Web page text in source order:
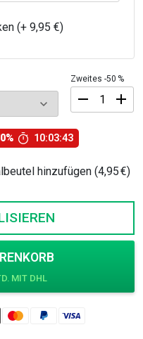
Zweites -50 %
Trikot
und
Shirt
(+ 9,95 €)
hinzufügen (4,95 €)
€
€.
10:03:42